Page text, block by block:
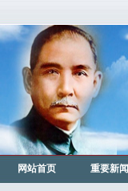
网站首页 重要新闻